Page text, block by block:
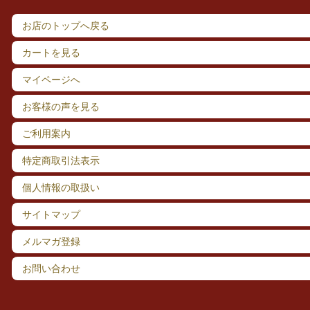
お店のトップへ戻る
カートを見る
マイページへ
お客様の声を見る
ご利用案内
特定商取引法表示
個人情報の取扱い
サイトマップ
メルマガ登録
お問い合わせ